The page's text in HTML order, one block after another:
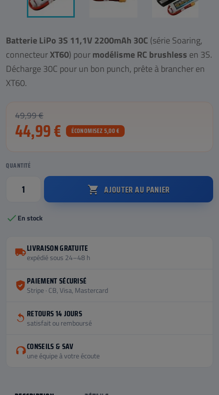
Batterie LiPo 3S 11,1V 2200mAh 30C (série Soaring,
connecteurXT60) pourmodélisme RC brushless en 3S.
Décharge 30C pour un bon punch, prête à brancher en
XT60.
49,99 €
44,99 € ÉCONOMISEZ 5,00 €
QUANTITÉ
 AJOUTER AU PANIER
En stock
LIVRAISON GRATUITE
expédié sous 24–48 h
PAIEMENT SÉCURISÉ
Stripe · CB, Visa, Mastercard
RETOURS 14 JOURS
satisfait ou remboursé
CONSEILS & SAV
une équipe à votre écoute